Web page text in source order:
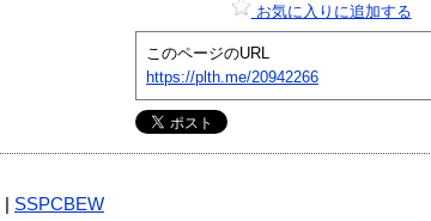
お気に入りに追加する
このページのURL
https://plth.me/20942266
SSPCBEW